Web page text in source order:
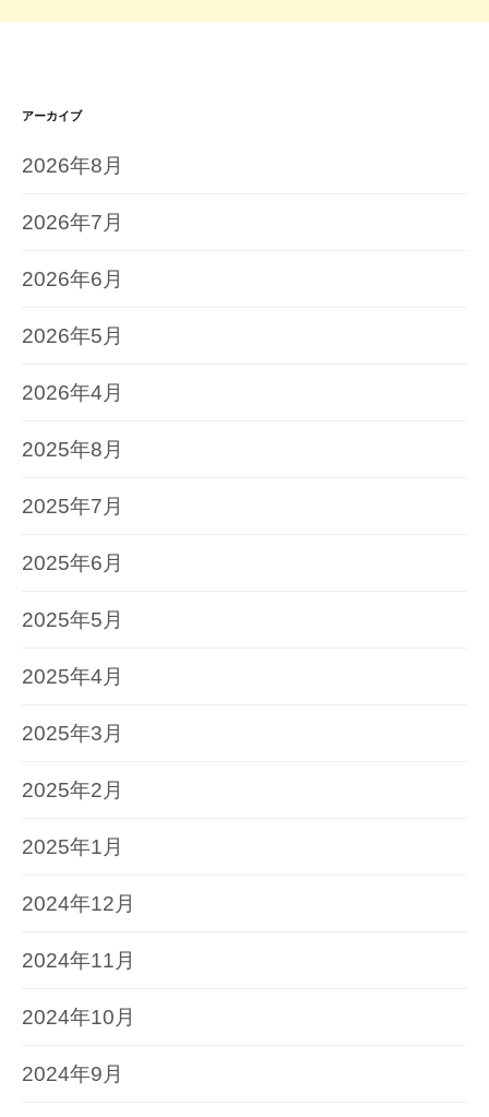
アーカイブ
2026年8月
2026年7月
2026年6月
2026年5月
2026年4月
2025年8月
2025年7月
2025年6月
2025年5月
2025年4月
2025年3月
2025年2月
2025年1月
2024年12月
2024年11月
2024年10月
2024年9月